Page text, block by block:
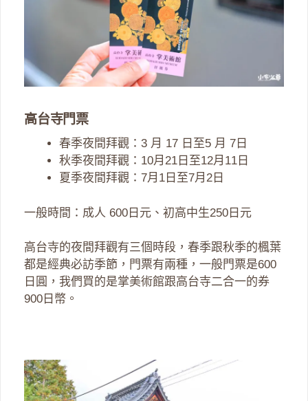
高台寺門票
春季夜間拜觀：3 月 17 日至5 月 7日
秋季夜間拜觀：10月21日至12月11日
夏季夜間拜觀：7月1日至7月2日
一般時間：成人 600日元、初高中生250日元
高台寺的夜間拜觀有三個時段，春季跟秋季的楓葉
都是經典必訪季節，門票有兩種，一般門票是600
日圓，我們買的是掌美術館跟高台寺二合一的券
900日幣。